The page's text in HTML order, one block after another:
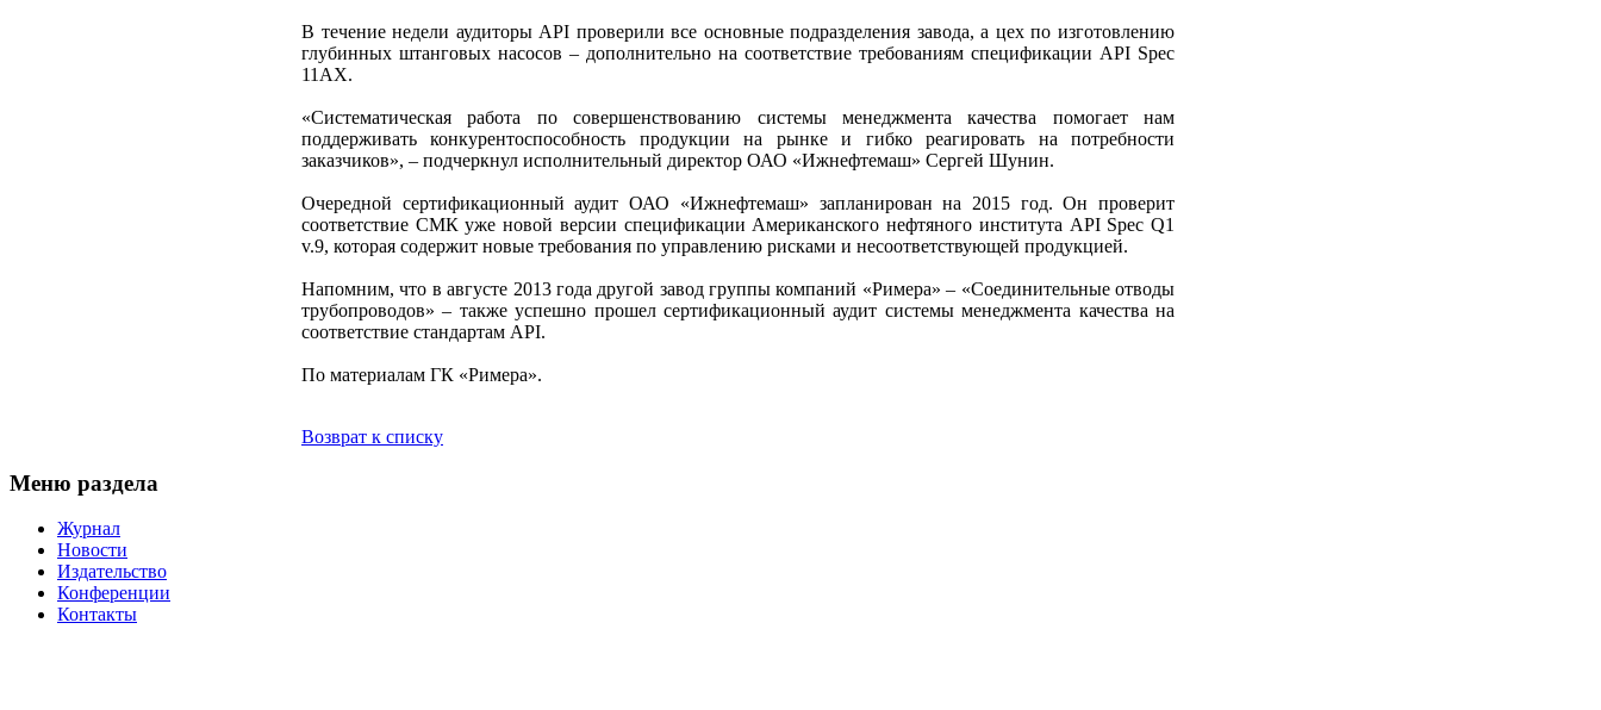
В течение недели аудиторы API проверили все основные подразделения завода, а цех по изготовлению
глубинных штанговых насосов – дополнительно на соответствие требованиям спецификации API Spec
11АХ.
«Систематическая работа по совершенствованию системы менеджмента качества помогает нам
поддерживать конкурентоспособность продукции на рынке и гибко реагировать на потребности
заказчиков», – подчеркнул исполнительный директор ОАО «Ижнефтемаш» Сергей Шунин.
Очередной сертификационный аудит ОАО «Ижнефтемаш» запланирован на 2015 год. Он проверит
соответствие СМК уже новой версии спецификации Американского нефтяного института API Spec Q1
v.9, которая содержит новые требования по управлению рисками и несоответствующей продукцией.
Напомним, что в августе 2013 года другой завод группы компаний «Римера» – «Соединительные отводы
трубопроводов» – также успешно прошел сертификационный аудит системы менеджмента качества на
соответствие стандартам API.
По материалам ГК «Римера».
Возврат к списку
Меню раздела
Журнал
Новости
Издательство
Конференции
Контакты